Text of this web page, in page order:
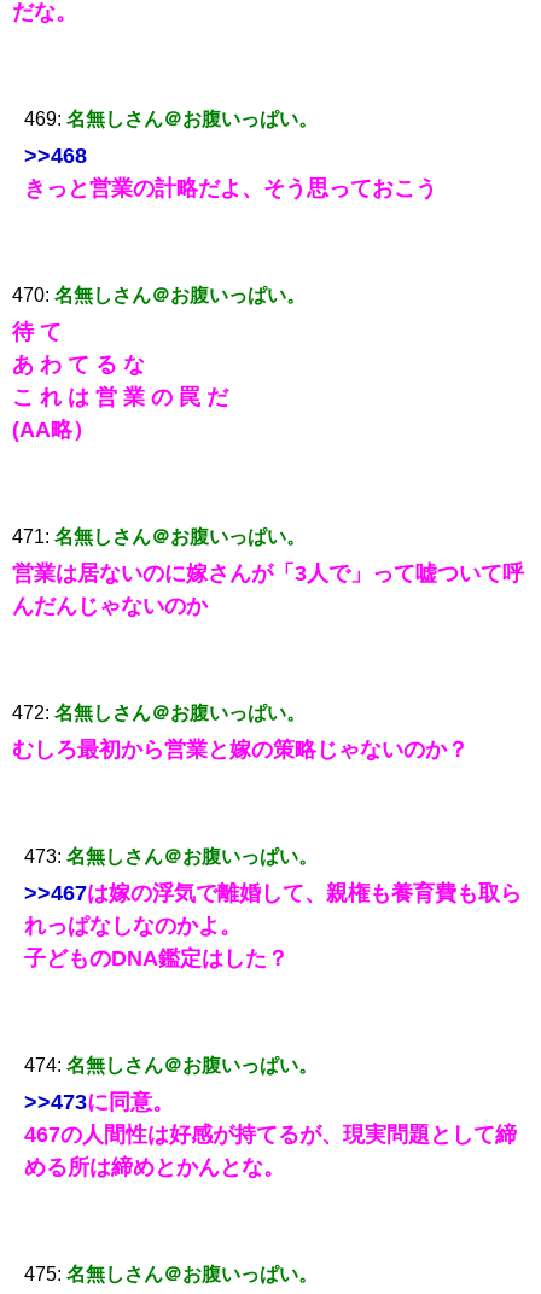
だな。
469: 名無しさん＠お腹いっぱい。
>>468
きっと営業の計略だよ、そう思っておこう
470: 名無しさん＠お腹いっぱい。
待 て
あ わ て る な
こ れ は 営 業 の 罠 だ
(AA略）
471: 名無しさん＠お腹いっぱい。
営業は居ないのに嫁さんが「3人で」って嘘ついて呼
んだんじゃないのか
472: 名無しさん＠お腹いっぱい。
むしろ最初から営業と嫁の策略じゃないのか？
473: 名無しさん＠お腹いっぱい。
>>467は嫁の浮気で離婚して、親権も養育費も取ら
れっぱなしなのかよ。
子どものDNA鑑定はした？
474: 名無しさん＠お腹いっぱい。
>>473に同意。
467の人間性は好感が持てるが、現実問題として締
める所は締めとかんとな。
475: 名無しさん＠お腹いっぱい。